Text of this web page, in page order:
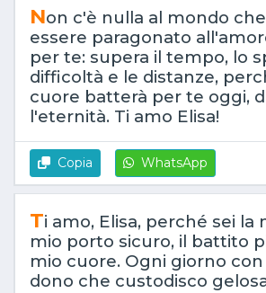
Non c'è nulla al mondo
essere paragonato
per te: supera il tempo, lo
difficoltà e le distanze,
cuore batterà per te oggi,
l'eternità. Ti amo Elisa!
Copia WhatsApp
Ti amo, Elisa, perché sei la
mio porto sicuro, il battito
mio cuore. Ogni giorno
dono che custodisco